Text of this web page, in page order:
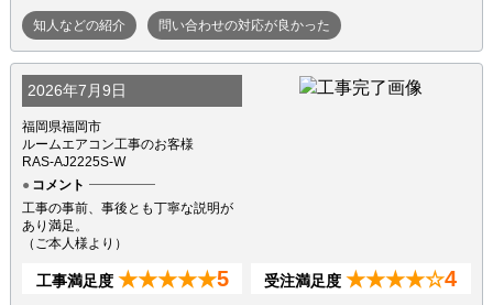
知人などの紹介 問い合わせの対応が良かった
2026年7月9日
福岡県福岡市
ルームエアコン工事のお客様
RAS-AJ2225S-W
コメント
工事の事前、事後とも丁寧な説明が
あり満足。
（ご本人様より）
工事満足度 ★★★★★5 受注満足度 ★★★★☆4